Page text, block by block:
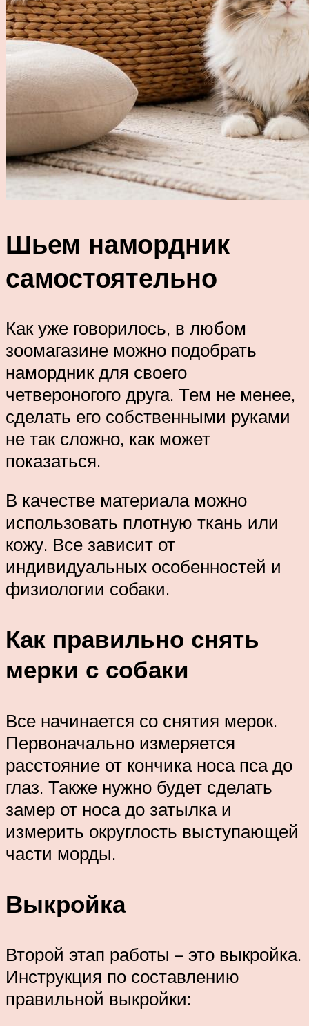
Шьем намордник
самостоятельно
Как уже говорилось, в любом
зоомагазине можно подобрать
намордник для своего
четвероногого друга. Тем не менее,
сделать его собственными руками
не так сложно, как может
показаться.
В качестве материала можно
использовать плотную ткань или
кожу. Все зависит от
индивидуальных особенностей и
физиологии собаки.
Как правильно снять
мерки с собаки
Все начинается со снятия мерок.
Первоначально измеряется
расстояние от кончика носа пса до
глаз. Также нужно будет сделать
замер от носа до затылка и
измерить округлость выступающей
части морды.
Выкройка
Второй этап работы – это выкройка.
Инструкция по составлению
правильной выкройки: